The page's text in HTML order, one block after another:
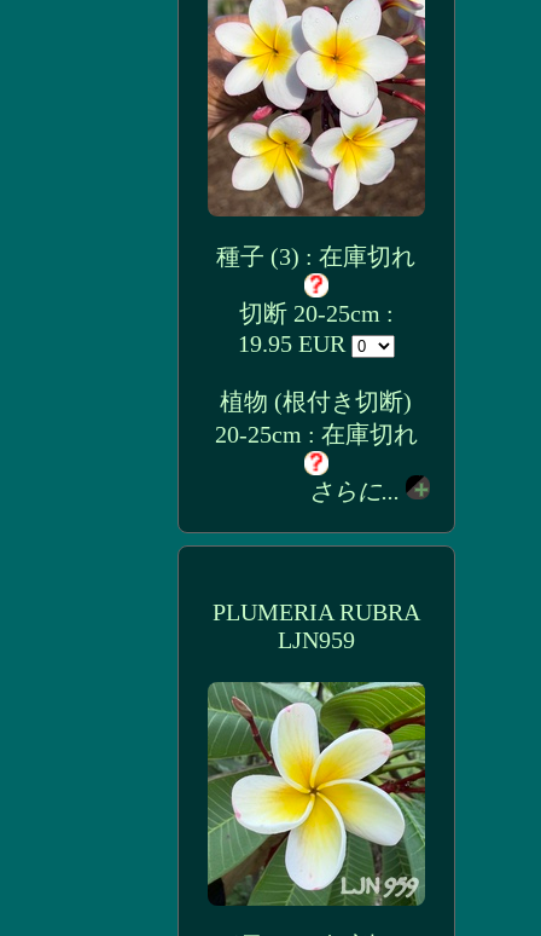
種子 (3) : 在庫切れ
切断 20-25cm :
19.95 EUR
植物 (根付き切断)
20-25cm : 在庫切れ
さらに...
PLUMERIA RUBRA
LJN959